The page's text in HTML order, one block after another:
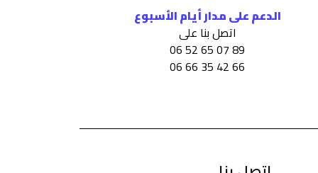
الدعم على مدار أيام الأسبوع
اتصل بنا على
89 07 65 52 06
66 42 35 66 06